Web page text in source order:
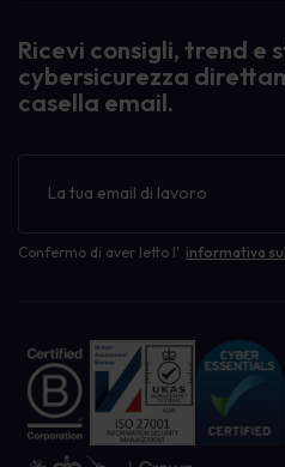
Ricevi consigli, trend e
cybersicurezza
casella email.
Confermo di aver letto l' informativa